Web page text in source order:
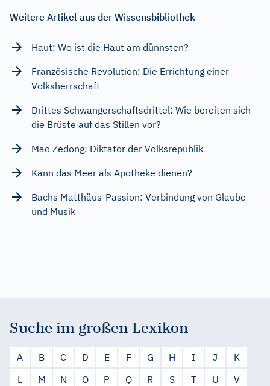
Weitere Artikel aus der Wissensbibliothek
Haut: Wo ist die Haut am dünnsten?
Französische Revolution: Die Errichtung einer
Volksherrschaft
Drittes Schwangerschaftsdrittel: Wie bereiten sich
die Brüste auf das Stillen vor?
Mao Zedong: Diktator der Volksrepublik
Kann das Meer als Apotheke dienen?
Bachs Matthäus-Passion: Verbindung von Glaube
und Musik
Suche im großen Lexikon
A B C D E F G H I J
K
L
M N O P Q R S T U
V